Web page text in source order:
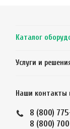
Каталог
Услуги и
Наши контакты
8 (800)
8 (800)